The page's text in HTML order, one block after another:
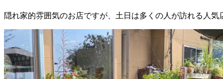
隠れ家的雰囲気のお店ですが、土日は多くの人が訪れる人気